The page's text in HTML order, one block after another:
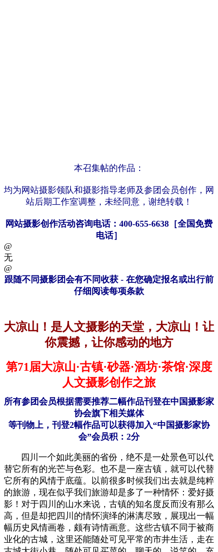
本召集帖的作品 ：
均为网站摄影领队和摄影指导老师及参 团会员创作 ， 网
站后期工作室调整 ， 未经同意，谢绝转载 ！
网站摄影创作活动咨询电话：400-655-6638 ［全国免费
电话］
@
无
@
跟随不同摄影团会有不同收获 - 在您确定报名或出行前
仔细阅读每项条款
大凉山！是人文摄影的天堂，大凉山！让
你震撼，让你感动的地方
第71届大凉山·古镇·砂器·酒坊·茶馆·深度
人文摄影创作之旅
所有参团会员根据需要推荐二幅作品刊登在中国摄影家
协会旗下相关媒体
等刊物上，刊登2幅作品可以获得加入“中国摄影家协
会”会员积：2分
四川一个如此美丽的省份，绝不是一处景色可以代
替它所有的光芒与色彩。也不是一座古镇，就可以代替
它所有的风情于底蕴。以前很多时候我们出去就是纯粹
的旅游，现在似乎我们旅游却是多了一种情怀 ： 爱好摄
影 ！ 对于四川的山水来说，古镇的知名度反而没有那么
高，但是却把四川的情怀演绎的淋漓尽致，展现出一幅
幅历史风情画卷，颇有诗情画意。这些古镇不同于被商
业化的古城，这里还能随处可见平常的市井生活，走在